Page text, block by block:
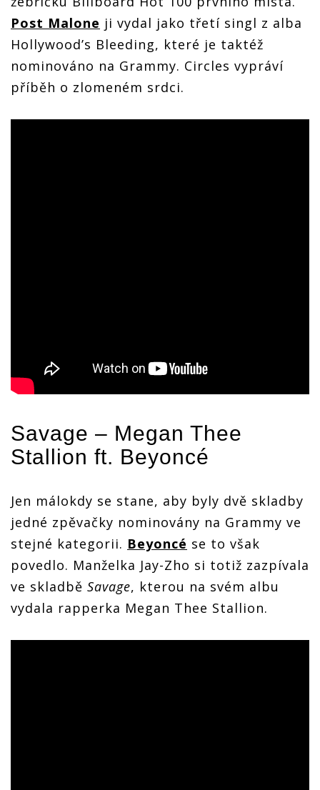
Post Malone ji vydal jako třetí singl z alba
Hollywood’s Bleeding, které je taktéž
nominováno na Grammy. Circles vypráví
příběh o zlomeném srdci.
Savage – Megan Thee
Stallion ft. Beyoncé
Jen málokdy se stane, aby byly dvě skladby
jedné zpěvačky nominovány na Grammy ve
stejné kategorii. Beyoncé se to však
povedlo. Manželka Jay-Zho si totiž zazpívala
ve skladbě Savage, kterou na svém albu
vydala rapperka Megan Thee Stallion.